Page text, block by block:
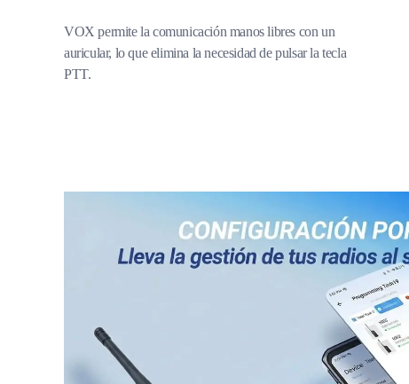
VOX permite la comunicación manos libres con un
auricular, lo que elimina la necesidad de pulsar la tecla
PTT.